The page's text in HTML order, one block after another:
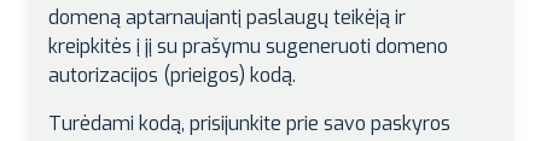
domeną aptarnaujantį paslaugų teikėją ir
kreipkitės į jį su prašymu sugeneruoti domeno
autorizacijos (prieigos) kodą.
Turėdami kodą, prisijunkite prie savo paskyros